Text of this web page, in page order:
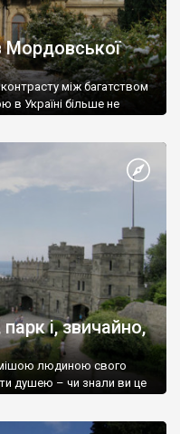
Мордовської
між багатством
в Україні більше не
і, звичайно,
людиною свого
душею – чи знали ви це